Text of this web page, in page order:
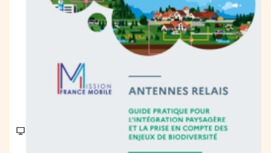
[Publication] Guide :
"L’intégration paysagère
et la prise en compte des
enjeux de biodiversité"
Numérique et services publics